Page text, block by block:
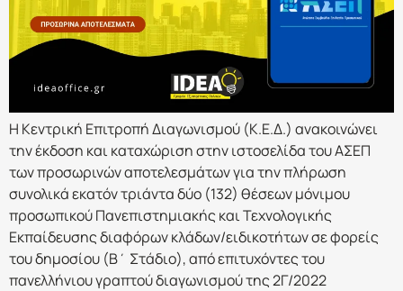
Η Κεντρική Επιτροπή Διαγωνισμού (Κ.Ε.Δ.) ανακοινώνει
την έκδοση και καταχώριση στην ιστοσελίδα του ΑΣΕΠ
των προσωρινών αποτελεσμάτων για την πλήρωση
συνολικά εκατόν τριάντα δύο (132) θέσεων μόνιμου
προσωπικού Πανεπιστημιακής και Τεχνολογικής
Εκπαίδευσης διαφόρων κλάδων/ειδικοτήτων σε φορείς
του δημοσίου (Β΄ Στάδιο), από επιτυχόντες του
πανελλήνιου γραπτού διαγωνισμού της 2Γ/2022